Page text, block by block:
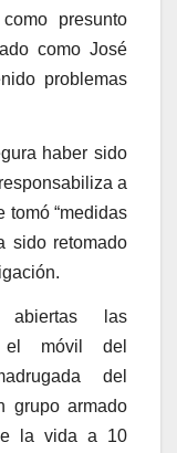
presunto
como José
problemas
haber sido
a
tomó “medidas
sido retomado
abiertas las
el móvil del
del
grupo armado
la vida a 10